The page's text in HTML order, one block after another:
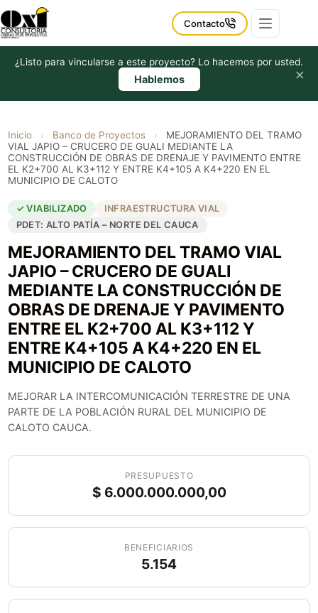
Saltar
al
contenido
Contacto
¿Listo para vincularse a este proyecto? Lo hacemos por usted.
Hablemos ×
Inicio › Banco de Proyectos ›
MEJORAMIENTO DEL TRAMO
VIAL JAPIO – CRUCERO DE GUALI MEDIANTE LA
CONSTRUCCIÓN DE OBRAS DE DRENAJE Y PAVIMENTO ENTRE
EL K2+700 AL K3+112 Y ENTRE K4+105 A K4+220 EN EL
MUNICIPIO DE CALOTO
✓ VIABILIZADO
INFRAESTRUCTURA VIAL
PDET: ALTO PATÍA – NORTE DEL CAUCA
MEJORAMIENTO DEL TRAMO VIAL
JAPIO – CRUCERO DE GUALI
MEDIANTE LA CONSTRUCCIÓN DE
OBRAS DE DRENAJE Y PAVIMENTO
ENTRE EL K2+700 AL K3+112 Y
ENTRE K4+105 A K4+220 EN EL
MUNICIPIO DE CALOTO
MEJORAR LA INTERCOMUNICACIÓN TERRESTRE DE UNA
PARTE DE LA POBLACIÓN RURAL DEL MUNICIPIO DE
CALOTO CAUCA.
PRESUPUESTO
$ 6.000.000.000,00
BENEFICIARIOS
5.154